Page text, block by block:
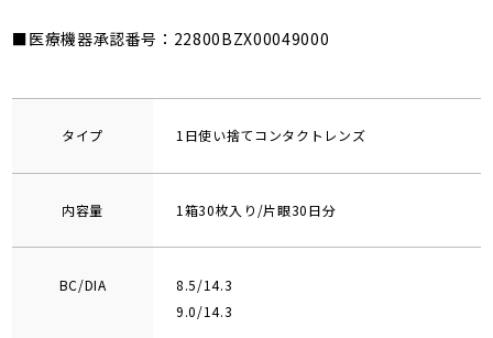
■医療機器承認番号：22800BZX00049000
タイプ 1日使い捨てコンタクトレンズ
内容量 1箱30枚入り/片眼30日分
BC/DIA
8.5/14.3
9.0/14.3